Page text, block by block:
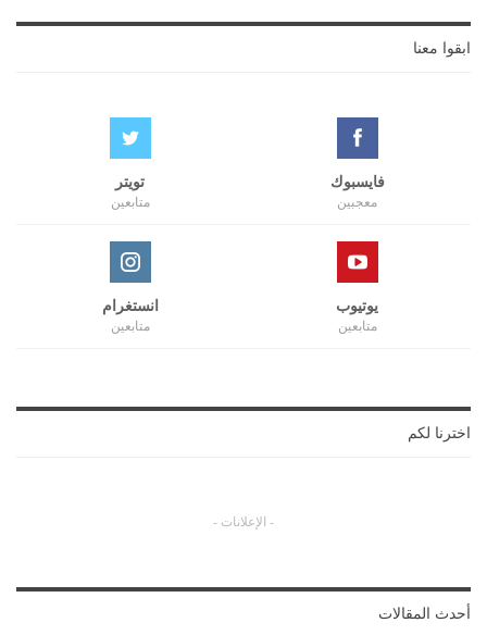
ابقوا معنا
فايسبوك
معجبين
تويتر
متابعين
يوتيوب
متابعين
انستغرام
متابعين
اخترنا لكم
- الإعلانات -
أحدث المقالات